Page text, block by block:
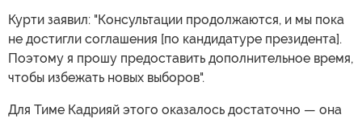
Курти заявил: "Консультации продолжаются, и мы пока
не достигли соглашения [по кандидатуре президента].
Поэтому я прошу предоставить дополнительное время,
чтобы избежать новых выборов".
Для Тиме Кадрияй этого оказалось достаточно — она